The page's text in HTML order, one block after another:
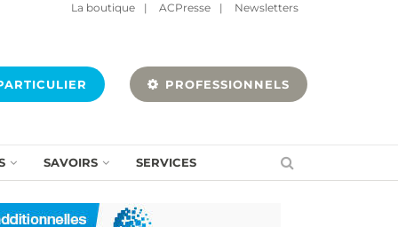
La boutique | ACPresse | Newsletters
PROFESSIONNELS
SAVOIRS SERVICES